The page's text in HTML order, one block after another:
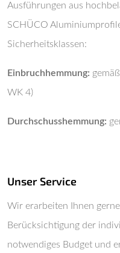
Ausführungen aus
SCHÜCO
Sicherheitsklassen:
Einbruchhemmung:
WK 4)
Durchschusshemmung:
Unser Service
Wir erarbeiten Ihnen
Berücksichtigung der
notwendiges Budget und